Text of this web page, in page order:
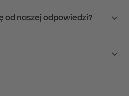
od naszej odpowiedzi?